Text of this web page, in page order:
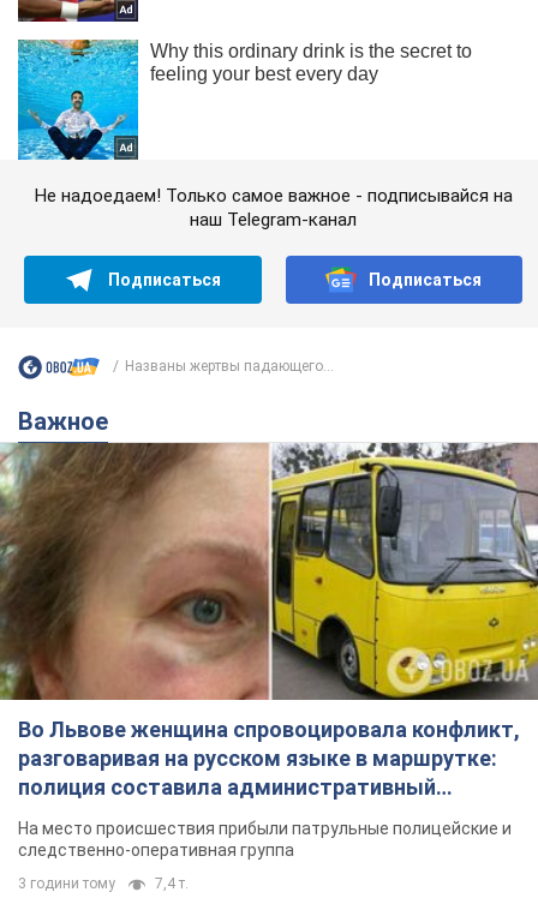
Не надоедаем! Только самое важное - подписывайся на
наш Telegram-канал
Подписаться Подписаться
Названы жертвы падающего...
Важное
Во Львове женщина спровоцировала конфликт,
разговаривая на русском языке в маршрутке:
полиция составила административный
протокол. Видео
На место происшествия прибыли патрульные полицейские и
следственно-оперативная группа
3 години тому 7,4 т.